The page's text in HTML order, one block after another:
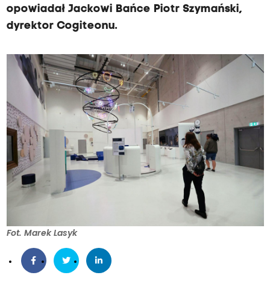
opowiadał Jackowi Bańce Piotr Szymański,
dyrektor Cogiteonu.
Fot. Marek Lasyk